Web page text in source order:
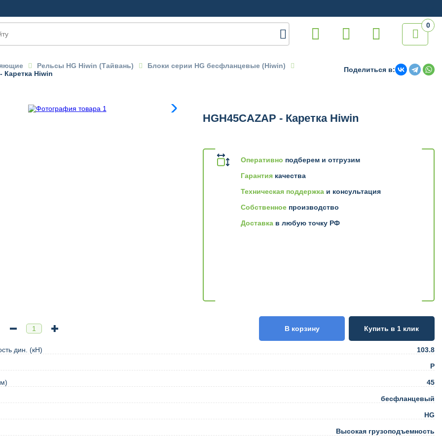

0
Рельсы HG Hiwin (Тайвань)
Блоки серии HG бесфланцевые (Hiwin)
Каретка Hiwin
Поделиться в:
HGH45CAZAP - Каретка Hiwin
дин. (кН) 103.8
Р
45
бесфланцевый
HG
Высокая грузоподъемность
Оперативно подберем и отгрузим
Гарантия качества
Техническая поддержка и консультация
Собственное производство
Доставка в любую точку РФ
В корзину Купить в 1 клик